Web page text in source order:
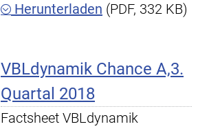
Herunterladen (PDF, 332 KB)
VBLdynamik Chance A,3.
Quartal 2018
Factsheet VBLdynamik